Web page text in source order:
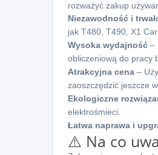
rozważyć zakup
Niezawodność i
jak T480, T490, X1
Wysoka wydajność –
obliczeniową do pracy
Atrakcyjna cena –
zaoszczędzić jeszcze
Ekologiczne
elektrośmieci.
Łatwa naprawa i
⚠️ Na co